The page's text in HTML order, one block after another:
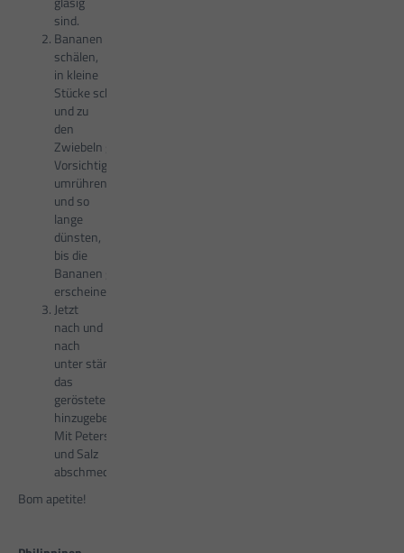
sind.
Bananen
schälen,
in kleine
Stücke schneiden
und zu
den
Zwiebeln geben.
Vorsichtig
umrühren
und so
lange
dünsten,
bis die
Bananen goldfarben
erscheinen.
Jetzt
nach und
nach
unter ständigem Rühren
das
geröstete Maniokmehl
hinzugeben.
Mit Petersilie
und Salz
abschmecken.
Bom apetite!